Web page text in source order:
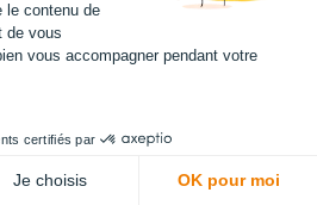
précision dans les créations.
et Disco Ultimate.
le contenu de
de vous
vous accompagner pendant votre
certifiés par
Je choisis OK pour moi